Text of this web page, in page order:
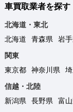
車買取業者を探す
北海道・東北
北海道
青森県 岩
関東
東京都
神奈川県
信越・北陸
新潟県
長野県 富